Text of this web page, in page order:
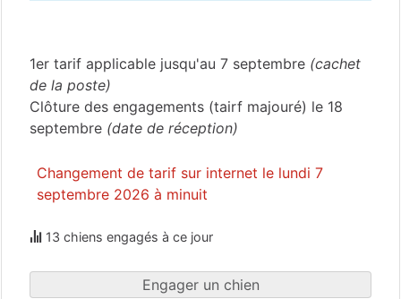
1er tarif applicable jusqu'au 7 septembre (cachet
de la poste)
Clôture des engagements (tairf majouré) le 18
septembre (date de réception)
Changement de tarif sur internet le lundi 7
septembre 2026 à minuit
13 chiens engagés à ce jour
Engager un chien